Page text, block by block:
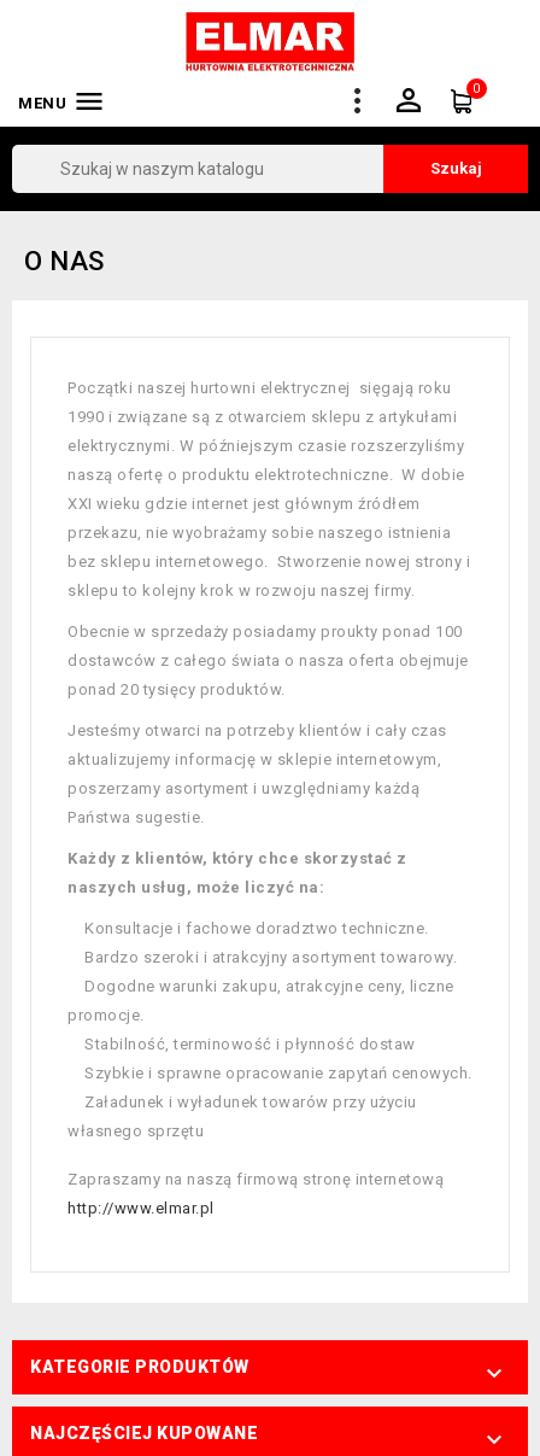
MENU  0

Szukaj
O NAS
Początki naszej hurtowni elektrycznej sięgają roku
1990 i związane są z otwarciem sklepu z artykułami
elektrycznymi. W późniejszym czasie rozszerzyliśmy
naszą ofertę o produktu elektrotechniczne. W dobie
XXI wieku gdzie internet jest głównym źródłem
przekazu, nie wyobrażamy sobie naszego istnienia
bez sklepu internetowego. Stworzenie nowej strony i
sklepu to kolejny krok w rozwoju naszej firmy.
Obecnie w sprzedaży posiadamy proukty ponad 100
dostawców z całego świata o nasza oferta obejmuje
ponad 20 tysięcy produktów.
Jesteśmy otwarci na potrzeby klientów i cały czas
aktualizujemy informację w sklepie internetowym,
poszerzamy asortyment i uwzględniamy każdą
Państwa sugestie.
Każdy z klientów, który chce skorzystać z
naszych usług, może liczyć na:
Konsultacje i fachowe doradztwo techniczne.
Bardzo szeroki i atrakcyjny asortyment towarowy.
Dogodne warunki zakupu, atrakcyjne ceny, liczne
promocje.
Stabilność, terminowość i płynność dostaw
Szybkie i sprawne opracowanie zapytań cenowych.
Załadunek i wyładunek towarów przy użyciu
własnego sprzętu
Zapraszamy na naszą firmową stronę internetową
http://www.elmar.pl
KATEGORIE PRODUKTÓW 
NAJCZĘŚCIEJ KUPOWANE 